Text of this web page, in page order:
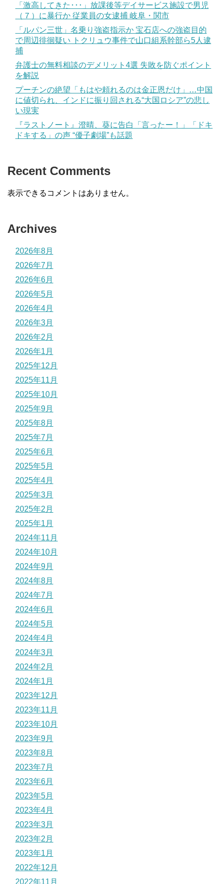
「激高してきた･･･」放課後等デイサービス施設で男児
（７）に暴行か 従業員の女逮捕 岐阜・関市
「ルパン三世」名乗り強盗指示か 宝石店への強盗目的
で周辺徘徊疑い トクリュウ事件で山口組系幹部ら5人逮
捕
弁護士の無料相談のデメリット4選 失敗を防ぐポイント
を解説
プーチンの絶望「もはや頼れるのは金正恩だけ」…中国
に値切られ、インドに振り回される“大国ロシア”の悲し
い現実
『ラストノート』澄晴、葵に告白「言ったー！」「ドキ
ドキする」の声 “優子劇場”も話題
Recent Comments
表示できるコメントはありません。
Archives
2026年8月
2026年7月
2026年6月
2026年5月
2026年4月
2026年3月
2026年2月
2026年1月
2025年12月
2025年11月
2025年10月
2025年9月
2025年8月
2025年7月
2025年6月
2025年5月
2025年4月
2025年3月
2025年2月
2025年1月
2024年11月
2024年10月
2024年9月
2024年8月
2024年7月
2024年6月
2024年5月
2024年4月
2024年3月
2024年2月
2024年1月
2023年12月
2023年11月
2023年10月
2023年9月
2023年8月
2023年7月
2023年6月
2023年5月
2023年4月
2023年3月
2023年2月
2023年1月
2022年12月
2022年11月